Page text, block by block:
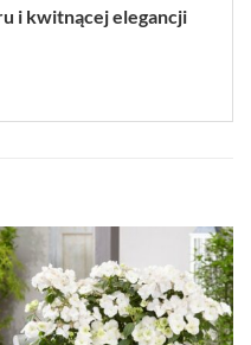
i kwitnącej elegancji